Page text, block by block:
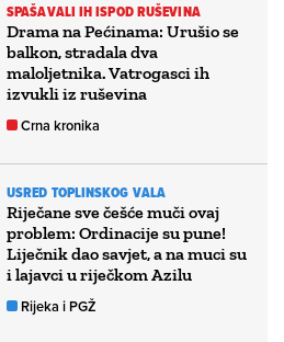
SPAŠAVALI IH ISPOD RUŠEVINA
Drama na Pećinama: Urušio se
balkon, stradala dva
maloljetnika. Vatrogasci ih
izvukli iz ruševina
Crna kronika
USRED TOPLINSKOG VALA
Riječane sve češće muči ovaj
problem: Ordinacije su pune!
Liječnik dao savjet, a na muci su
i lajavci u riječkom Azilu
Rijeka i PGŽ